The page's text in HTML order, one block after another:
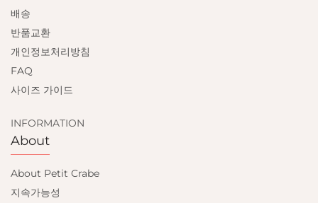
배송
반품교환
개인정보처리방침
FAQ
사이즈 가이드
INFORMATION
About
About Petit Crabe
지속가능성